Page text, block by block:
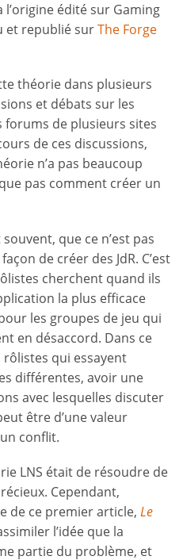
l’origine édité sur Gaming
et republié surThe Forge
théorie dans plusieurs
et débats sur les
forums de plusieurs sites
de ces discussions,
n’a pas beaucoup
pas comment créer un
que ce n’est pas
de créer des JdR. C’est
cherchent quand ils
la plus efficace
les groupes de jeu qui
en désaccord. Dans ce
qui essayent
différentes, avoir une
avec lesquelles discuter
être d’une valeur
conflit.
LNS était de résoudre de
Cependant,
de ce premier article, Le
l’idée que la
partie du problème, et